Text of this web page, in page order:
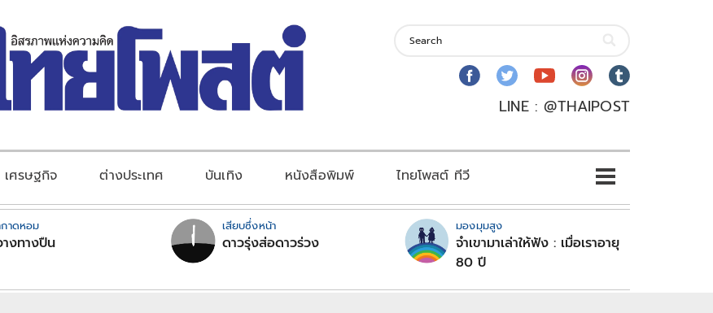
LINE : @THAIPOST
เศรษฐกิจ ต่างประเทศ บันเทิง หนังสือพิมพ์ ไทยโพสต์ ทีวี
าดหอม
งทางปืน
เสียบซึ่งหน้า
ดาวรุ่งส่อดาวร่วง
มองมุมสูง
จำเขามาเล่าให้ฟัง : เมื่อเราอายุ
80 ปี